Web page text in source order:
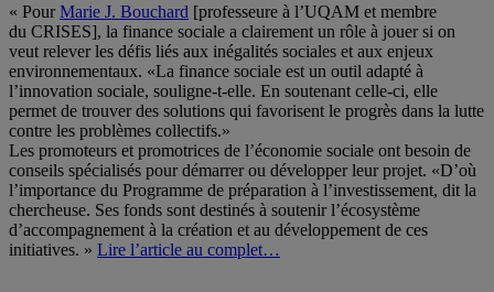
« PourMarie J. Bouchard [professeure à l’UQAM et membre
du CRISES], la finance sociale a clairement un rôle à jouer si on
veut relever les défis liés aux inégalités sociales et aux enjeux
environnementaux. «La finance sociale est un outil adapté à
l’innovation sociale, souligne-t-elle. En soutenant celle-ci, elle
permet de trouver des solutions qui favorisent le progrès dans la lutte
contre les problèmes collectifs.»
Les promoteurs et promotrices de l’économie sociale ont besoin de
conseils spécialisés pour démarrer ou développer leur projet. «D’où
l’importance du Programme de préparation à l’investissement, dit la
chercheuse. Ses fonds sont destinés à soutenir l’écosystème
d’accompagnement à la création et au développement de ces
initiatives. » Lire l’article au complet…